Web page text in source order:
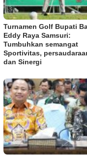
Turnamen Golf Bupati
Eddy Raya Samsuri:
Tumbuhkan semangat
Sportivitas,
dan Sinergi